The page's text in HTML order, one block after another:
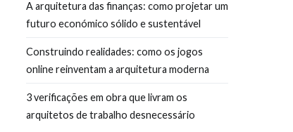
A arquitetura das finanças: como projetar um
futuro económico sólido e sustentável
Construindo realidades: como os jogos
online reinventam a arquitetura moderna
3 verificações em obra que livram os
arquitetos de trabalho desnecessário